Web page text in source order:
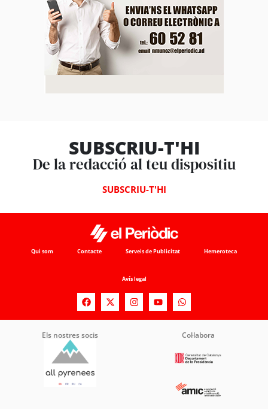
SUBSCRIU-T'HI
De la redacció al teu dispositiu
SUBSCRIU-T'HI
Qui som Contacte Serveis de Publicitat Hemeroteca
Avís legal
Els nostres socis Col·labora